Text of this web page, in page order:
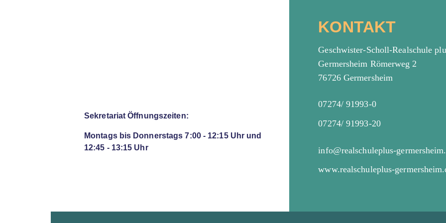
Sekretariat Öffnungszeiten:
Montags bis Donnerstags 7:00 - 12:15 Uhr und
12:45 - 13:15 Uhr
KONTAKT
Geschwister-Scholl-Realschule
Germersheim Römerweg 2
76726 Germersheim
07274/ 91993-0
07274/ 91993-20
info@realschuleplus-
www.realschuleplus-